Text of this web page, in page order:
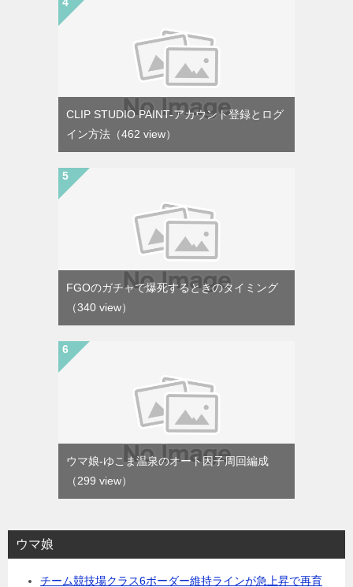
CLIP STUDIO PAINT-アカウント登録とログ
イン方法 （462 view）
FGOのガチャで爆死するときのタイミング
（340 view）
ウマ娘-ゆこま温泉のオート因子周回編成
（299 view）
ウマ娘
チーム競技場クラス6ボーダー維持ラインが急上昇で再育